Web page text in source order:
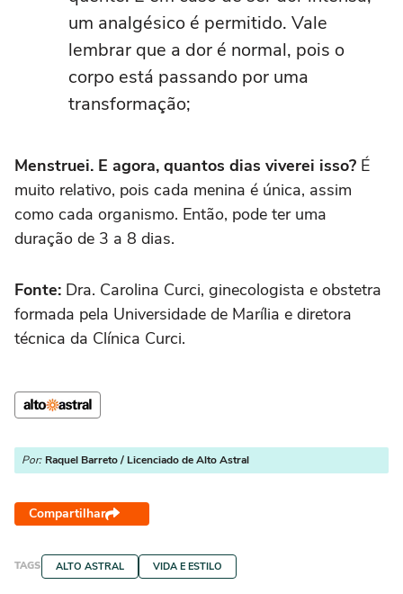
um analgésico é permitido. Vale
lembrar que a dor é normal, pois o
corpo está passando por uma
transformação;
Menstruei. E agora, quantos dias viverei isso? É
muito relativo, pois cada menina é única, assim
como cada organismo. Então, pode ter uma
duração de 3 a 8 dias.
Fonte: Dra. Carolina Curci, ginecologista e obstetra
formada pela Universidade de Marília e diretora
técnica da Clínica Curci.
Por: Raquel Barreto / Licenciado de Alto Astral
Compartilhar
TAGS ALTO ASTRAL VIDA E ESTILO